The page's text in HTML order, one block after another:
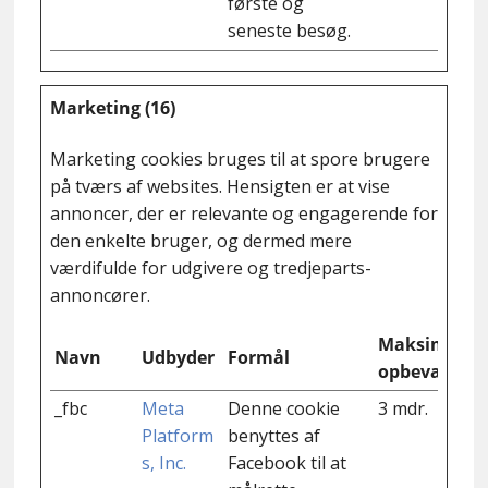
seneste besøg.
Marketing (16)
Marketing cookies bruges til at spore brugere
på tværs af websites. Hensigten er at vise
annoncer, der er relevante og engagerende for
den enkelte bruger, og dermed mere
værdifulde for udgivere og tredjeparts-
annoncører.
Navn Udbyder Formål
Maksimal
_fbc
Meta
Platform
s, Inc.
Denne cookie
benyttes af
Facebook til at
3 mdr.